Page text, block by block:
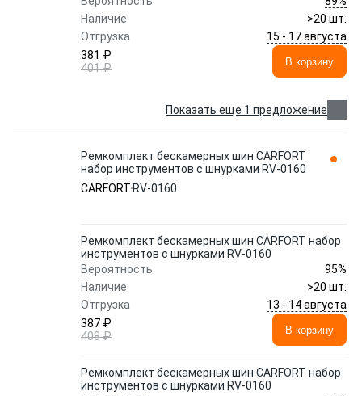
Наличие
>20 шт.
Отгрузка
15 - 17 августа
381 ₽
401 ₽
В корзину
Показать еще 1 предложение
Ремкомплект бескамерных шин CARFORT
набор инструментов с шнурками RV-0160
CARFORT RV-0160
Ремкомплект бескамерных шин CARFORT набор
инструментов с шнурками RV-0160
Вероятность
95%
Наличие
>20 шт.
Отгрузка
13 - 14 августа
387 ₽
408 ₽
В корзину
Ремкомплект бескамерных шин CARFORT набор
инструментов с шнурками RV-0160